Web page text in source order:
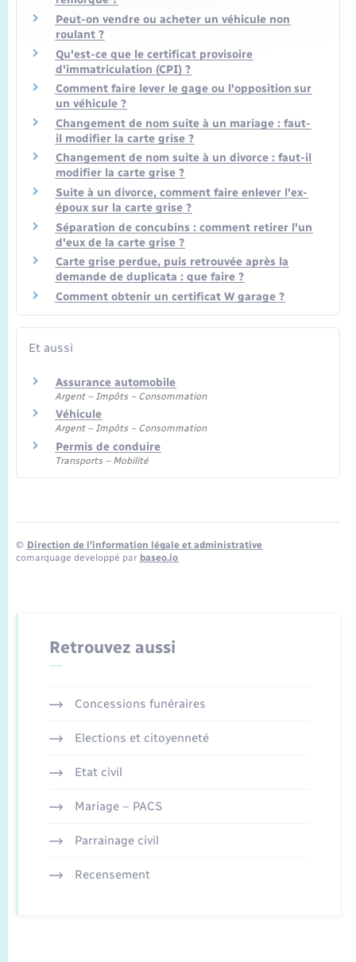
Peut-on vendre ou acheter un véhicule non
roulant ?
Qu'est-ce que le certificat provisoire
d'immatriculation (CPI) ?
Comment faire lever le gage ou l'opposition sur
un véhicule ?
Changement de nom suite à un mariage : faut-
il modifier la carte grise ?
Changement de nom suite à un divorce : faut-il
modifier la carte grise ?
Suite à un divorce, comment faire enlever l'ex-
époux sur la carte grise ?
Séparation de concubins : comment retirer l'un
d'eux de la carte grise ?
Carte grise perdue, puis retrouvée après la
demande de duplicata : que faire ?
Comment obtenir un certificat W garage ?
Et aussi
Assurance automobile
Argent – Impôts – Consommation
Véhicule
Argent – Impôts – Consommation
Permis de conduire
Transports – Mobilité
© Direction de l’information légale et administrative
comarquage developpé par baseo.io
Retrouvez aussi
Concessions funéraires
Elections et citoyenneté
Etat civil
Mariage – PACS
Parrainage civil
Recensement